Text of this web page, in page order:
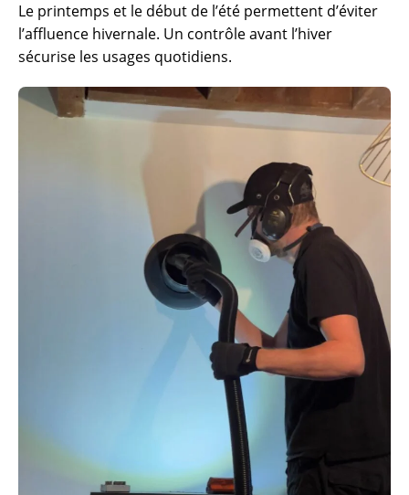
Le printemps et le début de l’été permettent d’éviter
l’affluence hivernale. Un contrôle avant l’hiver
sécurise les usages quotidiens.